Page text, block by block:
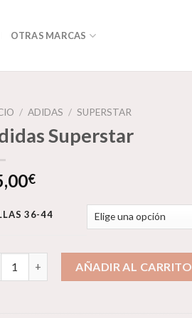
OTRAS MARCAS
/ ADIDAS / SUPERSTAR
Superstar
€
36-44
Superstar cantidadAÑADIR AL CARRITO